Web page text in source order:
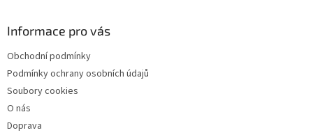
Informace pro vás
Obchodní podmínky
Podmínky ochrany osobních údajů
Soubory cookies
O nás
Doprava